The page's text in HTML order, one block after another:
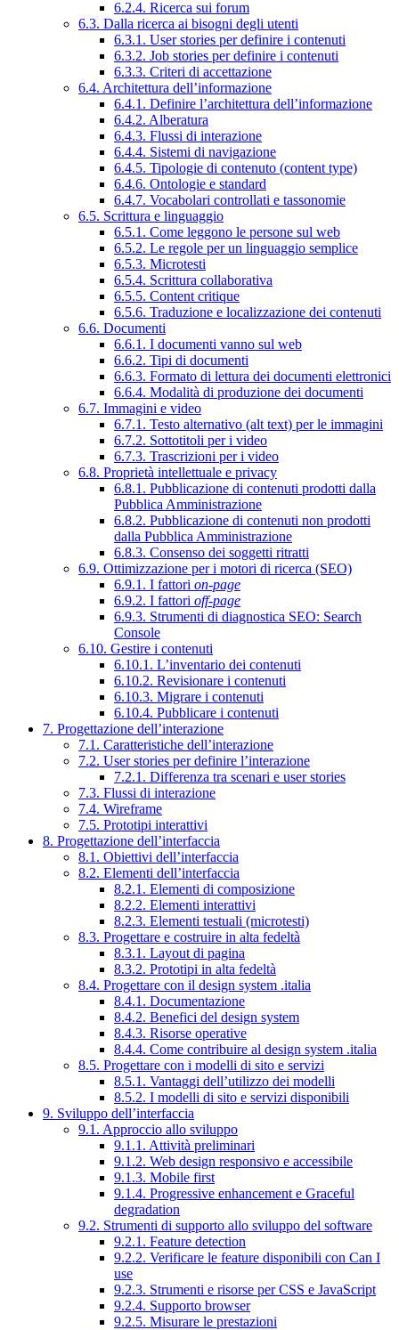
6.2.4. Ricerca sui forum
6.3. Dalla ricerca ai bisogni degli utenti
6.3.1. User stories per definire i contenuti
6.3.2. Job stories per definire i contenuti
6.3.3. Criteri di accettazione
6.4. Architettura dell’informazione
6.4.1. Definire l’architettura dell’informazione
6.4.2. Alberatura
6.4.3. Flussi di interazione
6.4.4. Sistemi di navigazione
6.4.5. Tipologie di contenuto (content type)
6.4.6. Ontologie e standard
6.4.7. Vocabolari controllati e tassonomie
6.5. Scrittura e linguaggio
6.5.1. Come leggono le persone sul web
6.5.2. Le regole per un linguaggio semplice
6.5.3. Microtesti
6.5.4. Scrittura collaborativa
6.5.5. Content critique
6.5.6. Traduzione e localizzazione dei contenuti
6.6. Documenti
6.6.1. I documenti vanno sul web
6.6.2. Tipi di documenti
6.6.3. Formato di lettura dei documenti elettronici
6.6.4. Modalità di produzione dei documenti
6.7. Immagini e video
6.7.1. Testo alternativo (alt text) per le immagini
6.7.2. Sottotitoli per i video
6.7.3. Trascrizioni per i video
6.8. Proprietà intellettuale e privacy
6.8.1. Pubblicazione di contenuti prodotti dalla
Pubblica Amministrazione
6.8.2. Pubblicazione di contenuti non prodotti
dalla Pubblica Amministrazione
6.8.3. Consenso dei soggetti ritratti
6.9. Ottimizzazione per i motori di ricerca (SEO)
6.9.1. I fattori on-page
6.9.2. I fattori off-page
6.9.3. Strumenti di diagnostica SEO: Search
Console
6.10. Gestire i contenuti
6.10.1. L’inventario dei contenuti
6.10.2. Revisionare i contenuti
6.10.3. Migrare i contenuti
6.10.4. Pubblicare i contenuti
7. Progettazione dell’interazione
7.1. Caratteristiche dell’interazione
7.2. User stories per definire l’interazione
7.2.1. Differenza tra scenari e user stories
7.3. Flussi di interazione
7.4. Wireframe
7.5. Prototipi interattivi
8. Progettazione dell’interfaccia
8.1. Obiettivi dell’interfaccia
8.2. Elementi dell’interfaccia
8.2.1. Elementi di composizione
8.2.2. Elementi interattivi
8.2.3. Elementi testuali (microtesti)
8.3. Progettare e costruire in alta fedeltà
8.3.1. Layout di pagina
8.3.2. Prototipi in alta fedeltà
8.4. Progettare con il design system .italia
8.4.1. Documentazione
8.4.2. Benefici del design system
8.4.3. Risorse operative
8.4.4. Come contribuire al design system .italia
8.5. Progettare con i modelli di sito e servizi
8.5.1. Vantaggi dell’utilizzo dei modelli
8.5.2. I modelli di sito e servizi disponibili
9. Sviluppo dell’interfaccia
9.1. Approccio allo sviluppo
9.1.1. Attività preliminari
9.1.2. Web design responsivo e accessibile
9.1.3. Mobile first
9.1.4. Progressive enhancement e Graceful
degradation
9.2. Strumenti di supporto allo sviluppo del software
9.2.1. Feature detection
9.2.2. Verificare le feature disponibili con Can I
use
9.2.3. Strumenti e risorse per CSS e JavaScript
9.2.4. Supporto browser
9.2.5. Misurare le prestazioni